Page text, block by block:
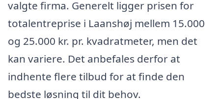
valgte firma. Generelt ligger prisen for
totalentreprise i Laanshøj mellem 15.000
og 25.000 kr. pr. kvadratmeter, men det
kan variere. Det anbefales derfor at
indhente flere tilbud for at finde den
bedste løsning til dit behov.